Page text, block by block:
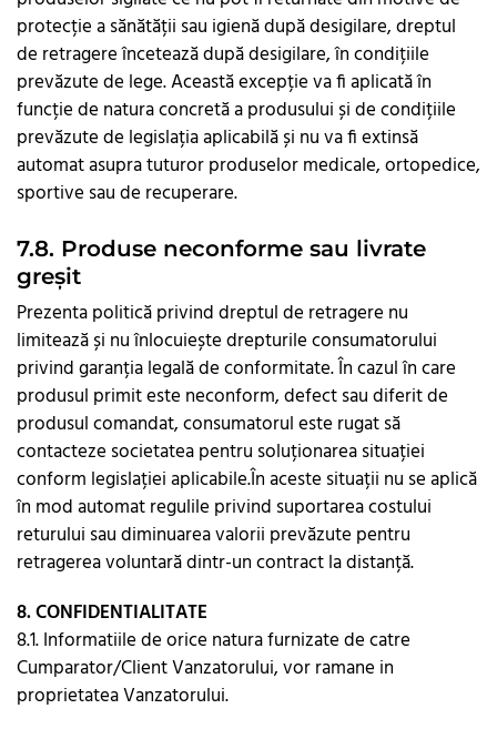
protecție a sănătății sau igienă după desigilare, dreptul
de retragere încetează după desigilare, în condițiile
prevăzute de lege. Această excepție va fi aplicată în
funcție de natura concretă a produsului și de condițiile
prevăzute de legislația aplicabilă și nu va fi extinsă
automat asupra tuturor produselor medicale, ortopedice,
sportive sau de recuperare.
7.8. Produse neconforme sau livrate
greșit
Prezenta politică privind dreptul de retragere nu
limitează și nu înlocuiește drepturile consumatorului
privind garanția legală de conformitate. În cazul în care
produsul primit este neconform, defect sau diferit de
produsul comandat, consumatorul este rugat să
contacteze societatea pentru soluționarea situației
conform legislației aplicabile.În aceste situații nu se aplică
în mod automat regulile privind suportarea costului
returului sau diminuarea valorii prevăzute pentru
retragerea voluntară dintr-un contract la distanță.
8. CONFIDENTIALITATE
8.1. Informatiile de orice natura furnizate de catre
Cumparator/Client Vanzatorului, vor ramane in
proprietatea Vanzatorului.